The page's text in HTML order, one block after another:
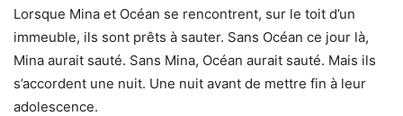
Lorsque Mina et Océan se rencontrent, sur le toit d’un
immeuble, ils sont prêts à sauter. Sans Océan ce jour là,
Mina aurait sauté. Sans Mina, Océan aurait sauté. Mais ils
s’accordent une nuit. Une nuit avant de mettre fin à leur
adolescence.